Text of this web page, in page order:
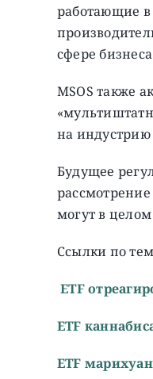
работающие в
сфере
MSOS также
на
Будущее
могут в
Ссылки по
ETF
ETF
ETF